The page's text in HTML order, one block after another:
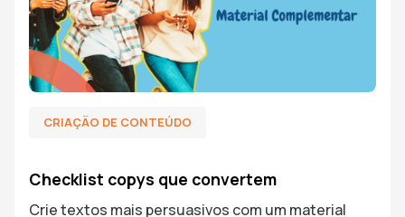
CRIAÇÃO DE CONTEÚDO
Checklist copys que convertem
Crie textos mais persuasivos com um material